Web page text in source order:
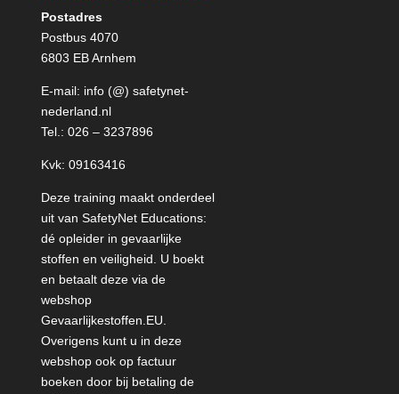
Postadres
Postbus 4070
6803 EB Arnhem
E-mail: info (@) safetynet-
nederland.nl
Tel.: 026 – 3237896
Kvk: 09163416
Deze training maakt onderdeel
uit van SafetyNet Educations:
dé opleider in gevaarlijke
stoffen en veiligheid. U boekt
en betaalt deze via de
webshop
Gevaarlijkestoffen.EU
Overigens kunt u in deze
webshop ook op factuur
boeken door bij betaling de